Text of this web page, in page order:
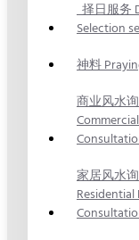
择日服务
Selection
神料
商业风水
家居风水
Residential